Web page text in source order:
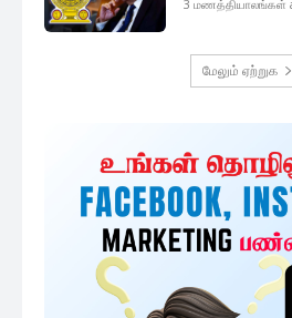
முக்கிய செய்திகளை
எமது குழுவில்
குழுவில்
அதிகம் படிக்கப்பட்டவை
ஜனாதிபதி
பிரேமதாச –...